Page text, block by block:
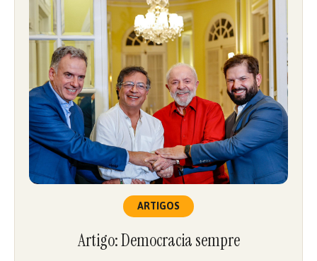
ARTIGOS
Artigo: Democracia sempre